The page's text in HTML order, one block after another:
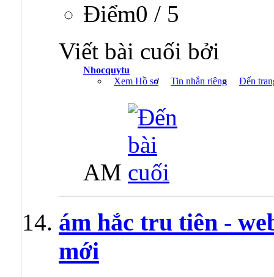
Ðiểm0 / 5
Viết bài cuối bởi
Nhocquytu
Xem Hồ sơ
Tin nhắn riêng Đến
AM
ám hắc tru tiên -
mới